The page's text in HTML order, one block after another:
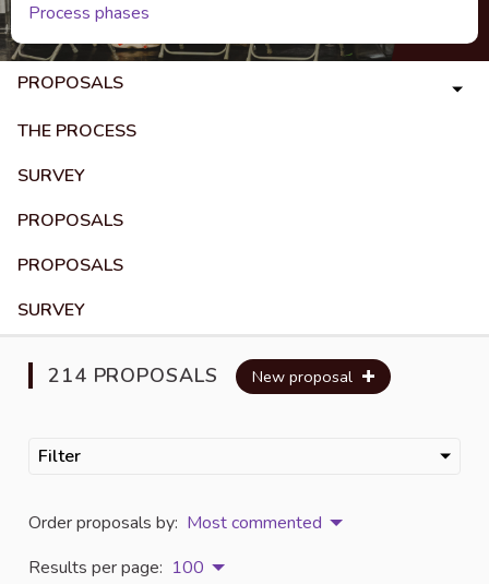
Process phases
PROPOSALS
THE PROCESS
SURVEY
PROPOSALS
PROPOSALS
SURVEY
214 PROPOSALS New proposal
Filter
Order proposals by: Most commented
Results per page: 100